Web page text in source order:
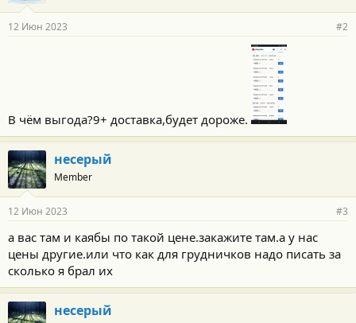
12 Июн 2023 #2
В чём выгода?9+ доставка,будет дороже.
несерый
Member
12 Июн 2023 #3
а вас там и каябы по такой цене.закажите там.а у нас
цены другие.или что как для грудничков надо писать за
сколько я брал их
несерый